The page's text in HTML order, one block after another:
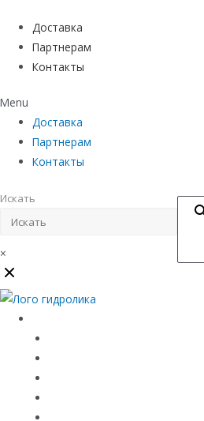
Доставка
Партнерам
Контакты
Menu
Доставка
Партнерам
Контакты
Искать
×